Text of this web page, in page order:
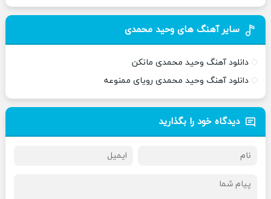
سایر آهنگ های وحید محمدی
دانلود آهنگ وحید محمدی مانکن
دانلود آهنگ وحید محمدی رویای ممنوعه
دیدگاه خود را بگذارید